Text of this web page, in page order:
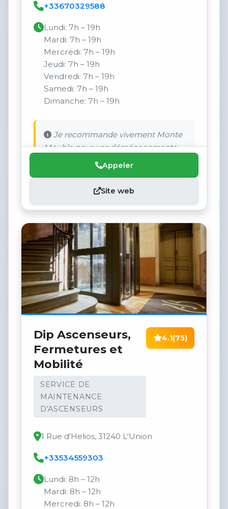
+33670329588
Lundi: 7h – 19h
Mardi: 7h – 19h
Mercredi: 7h – 19h
Jeudi: 7h – 19h
Vendredi: 7h – 19h
Samedi: 7h – 19h
Dimanche: 7h – 19h
Je recommande vivement Monte
Meuble pour vos déménagements.
Appeler
Site web
Dip Ascenseurs,
Fermetures et
Mobilité
SERVICE DE
MAINTENANCE
D'ASCENSEURS
4.1(75)
1 Rue d'Helios, 31240 L'Union
+33534559303
Lundi: 8h – 12h
Mardi: 8h – 12h
Mercredi: 8h – 12h